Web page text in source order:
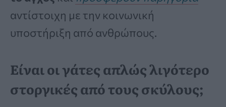
αντίστοιχη με την κοινωνική
υποστήριξη από ανθρώπους.
Είναι οι γάτες απλώς λιγότερο
στοργικές από τους σκύλους;